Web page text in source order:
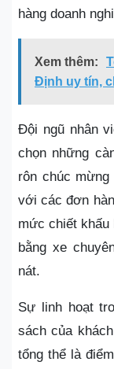
hàng doanh
Xem thêm:
Định uy tín,
Đội ngũ nhân
chọn những
rôn chúc
với các đơn
mức chiết khấu
bằng xe
nát.
Sự linh hoạt
sách của
tổng thể là